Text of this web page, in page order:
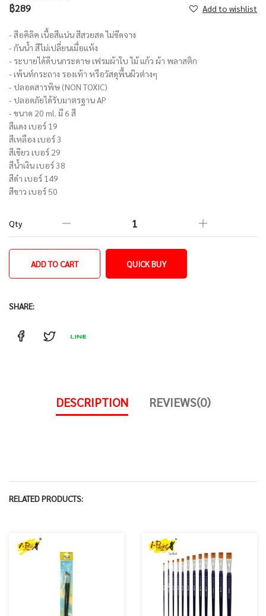
฿289 Add to wishlist
- สีอคิลิค เนื้อสีแน่น สีสวยสด ไม่ซีดจาง
- กันน้ำ สีไม่เปลี่ยนเมื่อแห้ง
- ระบายได้ดีบนกระดาษ เฟรมผ้าใบ ไม้ แก้ว ผ้า พลาสติก
- เพ้นท์กระถาง รองเท้า หรือวัสดุพื้นผิวต่างๆ
- ปลอดสารพิษ (NON TOXIC)
- ปลอดภัยได้รับมาตรฐาน AP
- ขนาด 20 ml. มี 6 สี
สีแดง เบอร์ 19
สีเหลือง เบอร์ 3
สีเขียว เบอร์ 29
สีน้ำเงิน เบอร์ 38
สีดำ เบอร์ 149
สีขาว เบอร์ 50
Qty
ADD TO CART QUICK BUY
SHARE:
DESCRIPTION REVIEWS(0)
RELATED PRODUCTS: